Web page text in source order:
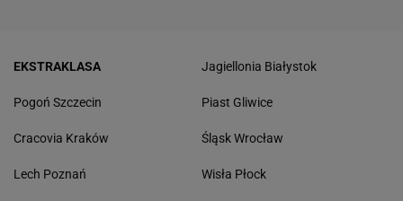
EKSTRAKLASA
Pogoń Szczecin
Cracovia Kraków
Lech Poznań
Jagiellonia Białystok
Piast Gliwice
Śląsk Wrocław
Wisła Płock